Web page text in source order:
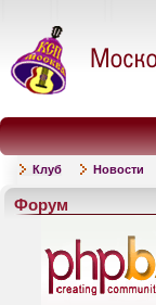
Клуб Новости
Форум